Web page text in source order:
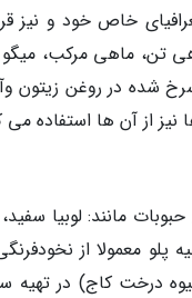
خاص خود و نیز
تن، ماهی مرکب،
شده در روغن زیتون
نیز از آن ها استفاده می
حبوبات مانند:
معمولا از
میوه درخت کاج) در